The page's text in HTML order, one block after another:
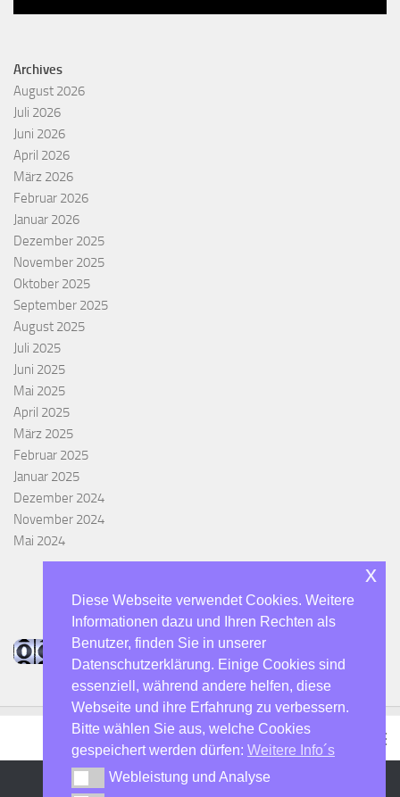
Archives
August 2026
Juli 2026
Juni 2026
April 2026
März 2026
Februar 2026
Januar 2026
Dezember 2025
November 2025
Oktober 2025
September 2025
August 2025
Juli 2025
Juni 2025
Mai 2025
April 2025
März 2025
Februar 2025
Januar 2025
Dezember 2024
November 2024
Mai 2024
Diese Webseite verwendet Cookies. Weitere
Informationen dazu und Ihren Rechten als
Benutzer, finden Sie in unserer
Datenschutzerklärung. Einige Cookies sind
essenziell, während andere helfen, diese
Webseite und ihre Erfahrung zu verbessern.
Bitte wählen Sie aus, welche Cookies
gespeichert werden dürfen: Weitere Info´s
Webleistung und Analyse
Webleistung und Analyse
x